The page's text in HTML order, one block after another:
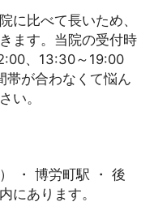
に比べて長いため、
ます。当院の受付時
、13:30～19:00
が合わなくて悩ん
い。
・ 博労町駅 ・ 後
にあります。